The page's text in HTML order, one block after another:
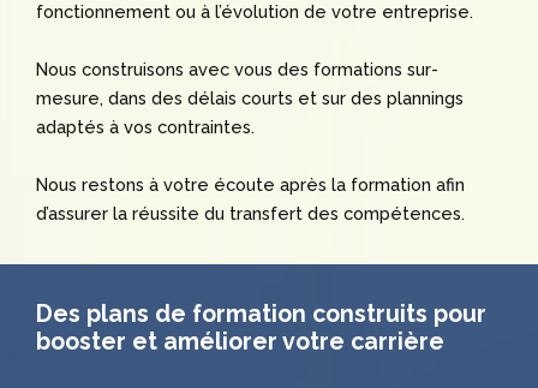
fonctionnement ou à l’évolution de votre entreprise.
Nous construisons avec vous des formations sur-
mesure, dans des délais courts et sur des plannings
adaptés à vos contraintes.
Nous restons à votre écoute après la formation afin
d’assurer la réussite du transfert des compétences.
Des plans de formation construits pour
booster et améliorer votre carrière